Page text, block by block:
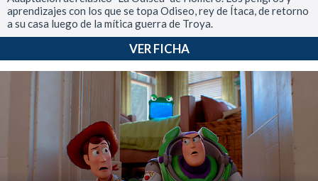
aprendizajes con los que se topa Odiseo, rey de Ítaca, de retorno
a su casa luego de la mítica guerra de Troya.
VER FICHA